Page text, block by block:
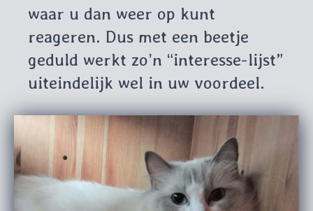
waar u dan weer op kunt
reageren. Dus met een beetje
geduld werkt zo’n “interesse-lijst”
uiteindelijk wel in uw voordeel.